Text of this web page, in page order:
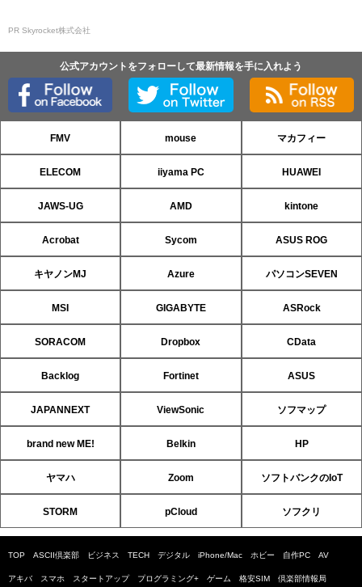
PR Skyrocket株式会社
公式アカウントをフォローして最新情報を手に入れよう
FMV mouse マカフィー
ELECOM iiyama PC HUAWEI
JAWS-UG AMD kintone
Acrobat Sycom ASUS ROG
キヤノンMJ Azure パソコンSEVEN
MSI GIGABYTE ASRock
SORACOM Dropbox CData
Backlog Fortinet ASUS
JAPANNEXT ViewSonic ソフマップ
brand new ME! Belkin HP
ヤマハ Zoom ソフトバンクのIoT
STORM pCloud ソフクリ
TOP ASCII倶楽部 ビジネス TECH デジタル iPhone/Mac ホビー 自作PC AV
アキバ スマホ スタートアップ プログラミング+ ゲーム 格安SIM 倶楽部情報局